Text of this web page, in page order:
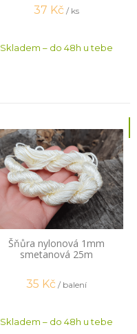
37 Kč / ks
Skladem – do 48h u tebe
Šňůra nylonová 1mm
smetanová 25m
35 Kč / balení
Skladem – do 48h u tebe